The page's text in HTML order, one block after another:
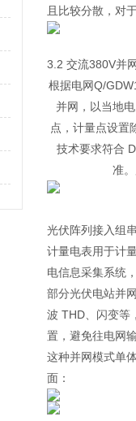
且比较分散，对
3.2 交流380V并
根据电网Q/
并网，以当地
点，计量点设置
技术要求符合
准
光伏阵列接入组
计量电表用于计
电信息采集系统
部分光伏电站并
波 THD、闪变等
置，避免往电网
这种并网模式单
面：